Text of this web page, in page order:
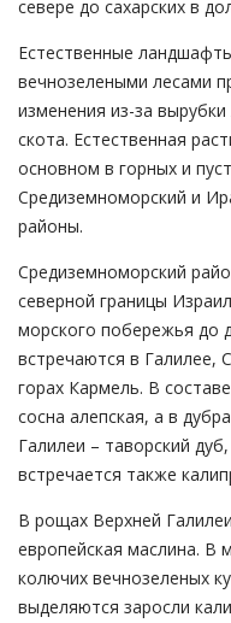
севере до сахарских в
Естественные
вечнозелеными лесами
изменения из-за
скота. Естественная
основном в горных и
Средиземноморский и
районы.
Средиземноморский
северной границы
морского побережья до
встречаются в Галилее,
горах Кармель. В
сосна алепская, а в
Галилеи – таворский
встречается также
В рощах Верхней
европейская маслина. В
колючих вечнозеленых
выделяются заросли